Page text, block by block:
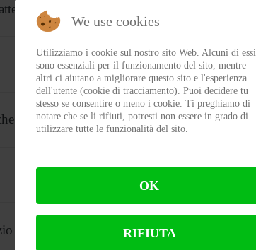
e colori
del divertimento
We use cookies
Utilizziamo i cookie sul nostro sito Web. Alcuni di essi
sono essenziali per il funzionamento del sito, mentre
altri ci aiutano a migliorare questo sito e l'esperienza
dell'utente (cookie di tracciamento). Puoi decidere tu
stesso se consentire o meno i cookie. Ti preghiamo di
notare che se li rifiuti, potresti non essere in grado di
utilizzare tutte le funzionalità del sito.
OK
RIFIUTA